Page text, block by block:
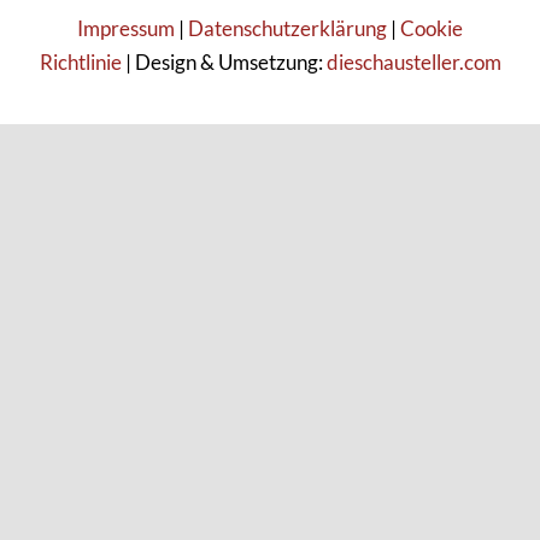
Impressum | Datenschutzerklärung |Cookie
Richtlinie| Design & Umsetzung:dieschausteller.com